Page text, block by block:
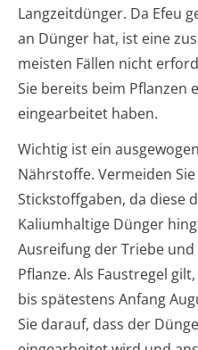
Langzeitdünger. Da Efeu
an Dünger hat, ist eine
meisten Fällen nicht
Sie bereits beim Pflanzen
eingearbeitet haben.
Wichtig ist ein
Nährstoffe. Vermeiden
Stickstoffgaben, da diese
Kaliumhaltige Dünger
Ausreifung der Triebe
Pflanze. Als Faustregel
bis spätestens Anfang
Sie darauf, dass der